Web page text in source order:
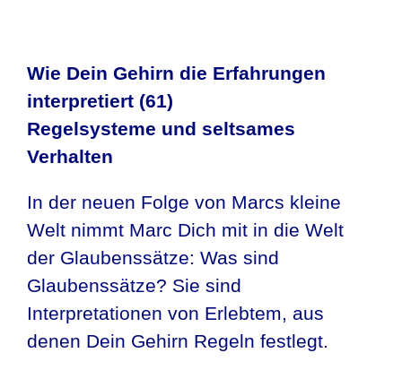
Wie Dein Gehirn die Erfahrungen
interpretiert (61)
Regelsysteme und seltsames
Verhalten
In der neuen Folge von Marcs kleine
Welt nimmt Marc Dich mit in die Welt
der Glaubenssätze: Was sind
Glaubenssätze? Sie sind
Interpretationen von Erlebtem, aus
denen Dein Gehirn Regeln festlegt.